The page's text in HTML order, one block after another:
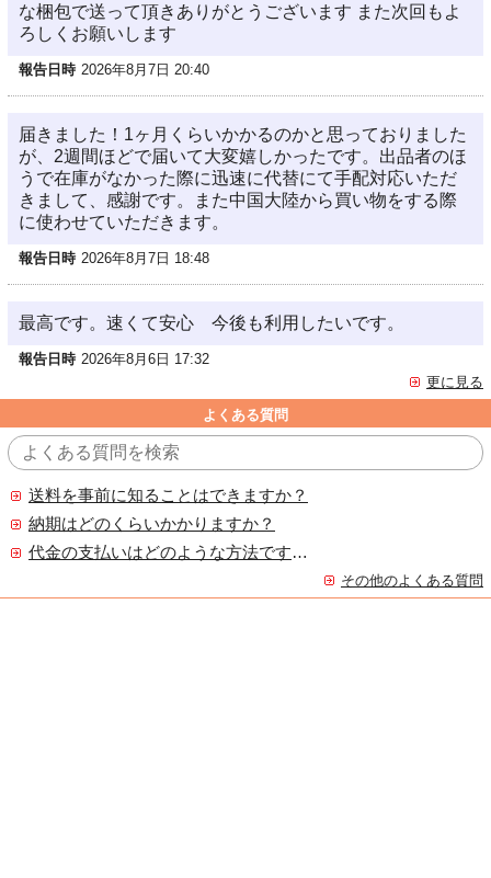
な梱包で送って頂きありがとうございます また次回もよ
ろしくお願いします
報告日時 2026年8月7日 20:40
届きました！1ヶ月くらいかかるのかと思っておりました
が、2週間ほどで届いて大変嬉しかったです。出品者のほ
うで在庫がなかった際に迅速に代替にて手配対応いただ
きまして、感謝です。また中国大陸から買い物をする際
に使わせていただきます。
報告日時 2026年8月7日 18:48
最高です。速くて安心 今後も利用したいです。
報告日時 2026年8月6日 17:32
更に見る
よくある質問
送料を事前に知ることはできますか？
納期はどのくらいかかりますか？
代金の支払いはどのような方法ですか？
その他のよくある質問